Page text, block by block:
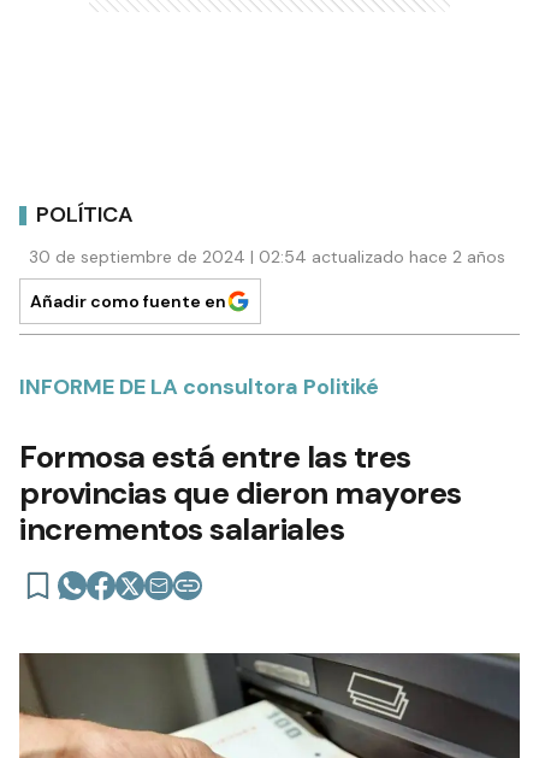
POLÍTICA
30 de septiembre de 2024 | 02:54 actualizado hace 2 años
Añadir como fuente en
INFORME DE LA consultora Politiké
Formosa está entre las tres
provincias que dieron mayores
incrementos salariales